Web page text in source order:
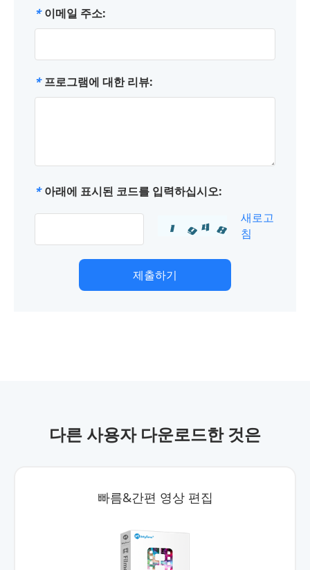
* 이메일 주소:
* 프로그램에 대한 리뷰:
* 아래에 표시된 코드를 입력하십시오:
새로고
침
제출하기
다른 사용자 다운로드한 것은
빠름&간편 영상 편집